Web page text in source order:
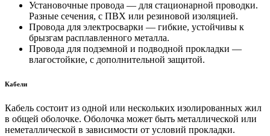
Установочные провода — для стационарной проводки.
Разные сечения, с ПВХ или резиновой изоляцией.
Провода для электросварки — гибкие, устойчивы к
брызгам расплавленного металла.
Провода для подземной и подводной прокладки —
влагостойкие, с дополнительной защитой.
Кабели
Кабель состоит из одной или нескольких изолированных жил
в общей оболочке. Оболочка может быть металлической или
неметаллической в зависимости от условий прокладки.